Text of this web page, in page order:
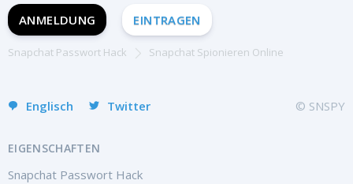
ANMELDUNG EINTRAGEN
Snapchat Passwort Hack Snapchat Spionieren Online
Englisch
Portuguese (Brazil)
Хинди हिन्दी
Italiano
Twitter © SNSPY
EIGENSCHAFTEN
Snapchat Passwort Hack